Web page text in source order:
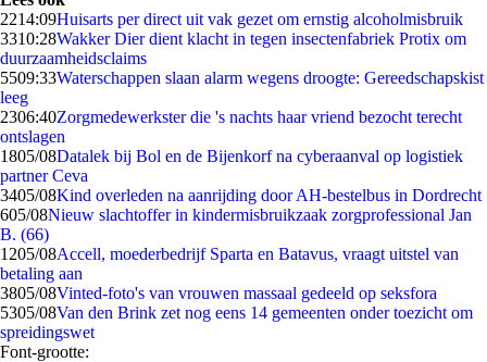
2214:09Huisarts per direct uit vak gezet om ernstig alcoholmisbruik
3310:28Wakker Dier dient klacht in tegen insectenfabriek Protix om
duurzaamheidsclaims
5509:33Waterschappen slaan alarm wegens droogte: Gereedschapskist
leeg
2306:40Zorgmedewerkster die 's nachts haar vriend bezocht terecht
ontslagen
1805/08Datalek bij Bol en de Bijenkorf na cyberaanval op logistiek
partner Ceva
3405/08Kind overleden na aanrijding door AH-bestelbus in Dordrecht
605/08Nieuw slachtoffer in kindermisbruikzaak zorgprofessional Jan
B. (66)
1205/08Accell, moederbedrijf Sparta en Batavus, vraagt uitstel van
betaling aan
3805/08Vinted-foto's van vrouwen massaal gedeeld op seksfora
5305/08Van den Brink zet nog eens 14 gemeenten onder toezicht om
spreidingswet
Font-grootte: